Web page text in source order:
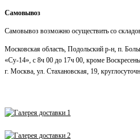
Самовывоз
Самовывоз возможно осуществить со
Московская область, Подольский р-н, п.
«Су-14», с 8ч 00 до 17ч 00, кроме
г. Москва, ул. Стахановская, 19,